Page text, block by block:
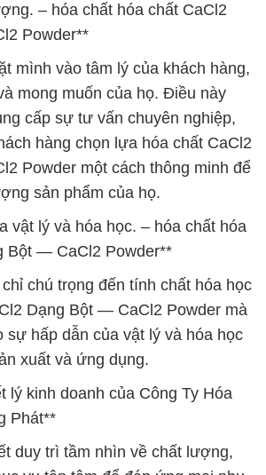
– hóa chất hóa chất CaCl2
Powder**
mình vào tâm lý của khách hàng,
mong muốn của họ. Điều này
cấp sự tư vấn chuyên nghiệp,
hàng chọn lựa hóa chất CaCl2
Powder một cách thông minh để
sản phẩm của họ.
vật lý và hóa học. – hóa chất hóa
Bột — CaCl2 Powder**
chú trọng đến tính chất hóa học
Dạng Bột — CaCl2 Powder mà
sự hấp dẫn của vật lý và hóa học
xuất và ứng dụng.
lý kinh doanh của Công Ty Hóa
Phát**
duy trì tầm nhìn về chất lượng,